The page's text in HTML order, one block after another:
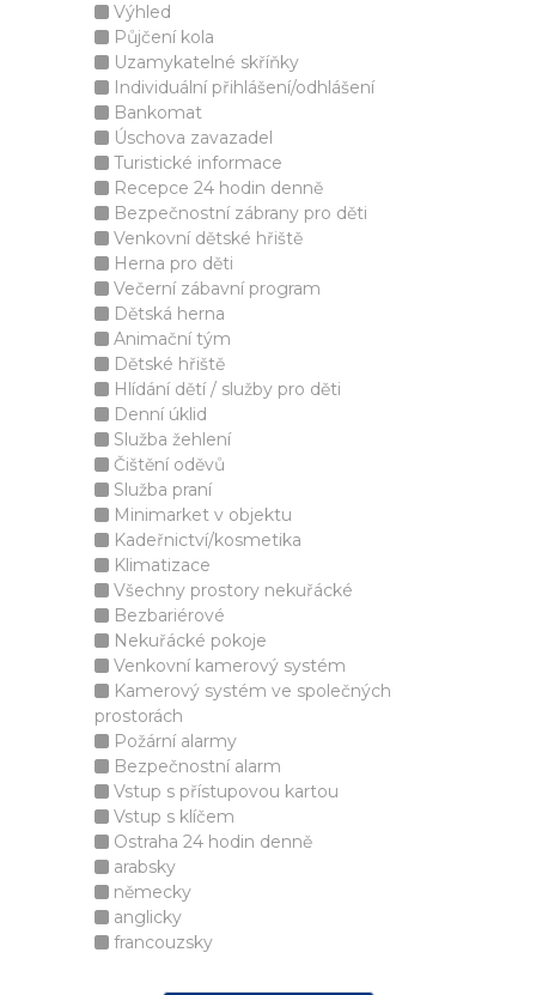
Výhled
Půjčení kola
Uzamykatelné skříňky
Individuální přihlášení/odhlášení
Bankomat
Úschova zavazadel
Turistické informace
Recepce 24 hodin denně
Bezpečnostní zábrany pro děti
Venkovní dětské hřiště
Herna pro děti
Večerní zábavní program
Dětská herna
Animační tým
Dětské hřiště
Hlídání dětí / služby pro děti
Denní úklid
Služba žehlení
Čištění oděvů
Služba praní
Minimarket v objektu
Kadeřnictví/kosmetika
Klimatizace
Všechny prostory nekuřácké
Bezbariérové
Nekuřácké pokoje
Venkovní kamerový systém
Kamerový systém ve společných
prostorách
Požární alarmy
Bezpečnostní alarm
Vstup s přístupovou kartou
Vstup s klíčem
Ostraha 24 hodin denně
arabsky
německy
anglicky
francouzsky